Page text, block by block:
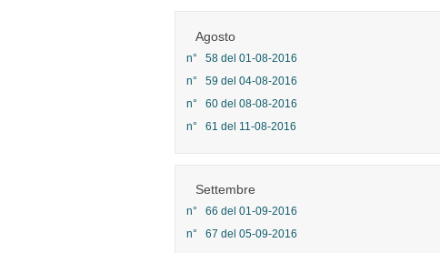
Agosto
n° 58 del 01-08-2016
n° 59 del 04-08-2016
n° 60 del 08-08-2016
n° 61 del 11-08-2016
Settembre
n° 66 del 01-09-2016
n° 67 del 05-09-2016